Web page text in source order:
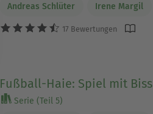
Andreas Schlüter Irene Margil
17 Bewertungen
Fußball-Haie: Spiel mit Biss
Serie (Teil 5)